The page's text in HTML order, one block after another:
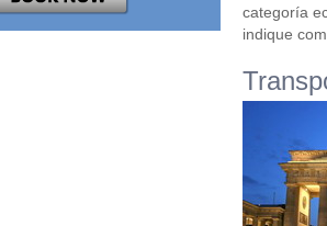
categoría
indique